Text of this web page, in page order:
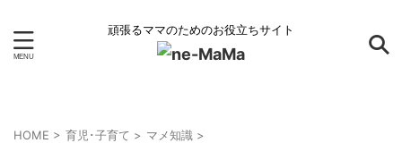
頑張るママのためのお役立ちサイト
HOME > 育児･子育て > マメ知識 >